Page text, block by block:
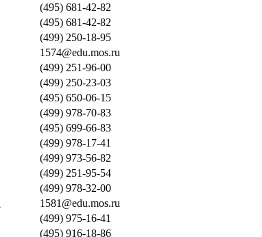
(495) 681-42-82
(495) 681-42-82
(499) 250-18-95
1574@edu.mos.ru
(499) 251-96-00
(499) 250-23-03
(495) 650-06-15
(499) 978-70-83
(495) 699-66-83
(499) 978-17-41
(499) 973-56-82
(499) 251-95-54
(499) 978-32-00
1581@edu.mos.ru
(499) 975-16-41
(495) 916-18-86